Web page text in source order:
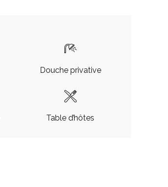
Douche privative
Table d’hôtes